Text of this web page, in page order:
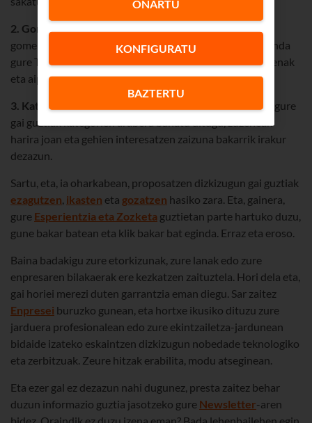
2. Gomendioak. Nabigatzen ari zaren bitartean, gure
gomendioak izango dituzu lagun, etascroll
pixka bat eginda
gure TOP saila aurkituko duzu. Sail horretan gai ezagunenak
eta aipatuenak dituzu, bai eta azken nobedadeak ere.
3. Kategoria berriak
. Eta gauzak are gehiago errazteko, gure
gai guztiak kategorien arabera banatu ditugu, zuzenean
harira joan eta gehien interesatzen zaizuna bakarrik irakur
dezazun.
Sartu, eta, ia oharkabean, proposatzen dizkizugun gai guztiak
ezagutzen, ikasten eta gozatzen hasiko zara. Eta, gainera,
gure Esperientzia eta Zozketa guztietan parte hartuko duzu,
gune bakar batean eta klik bakar bat eginda. Erraz eta eroso.
Baina badakigu zure etorkizunak, zure lanak edo zure
enpresaren bilakaerak ere kezkatzen zaituztela. Hori dela eta,
gai horiei merezi duten garrantzia eman diegu. Sar zaitez
Enpresei buruzko gunean, eta hortxe ikusiko dituzu zure
jarduera profesionalean edo zure ekintzailetza-jardunean
bidaide izateko eskaintzen dizkizugun nobedade teknologiko
eta zerbitzuak. Zeure hitzak erabilita, modu atseginean.
Eta ezer gal ez dezazun nahi dugunez, presta zaitez behar
duzun informazio guztia jasotzeko gure Newsletter-aren
KONFIGURATU
BAZTERTU
ONARTU